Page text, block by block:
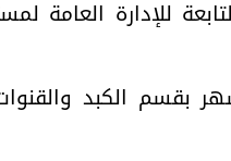
للإدارة العامة
مساعد كل 6 أشهر بقسم